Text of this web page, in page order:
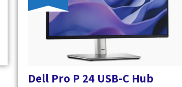
Dell Pro P 24 USB-C Hub